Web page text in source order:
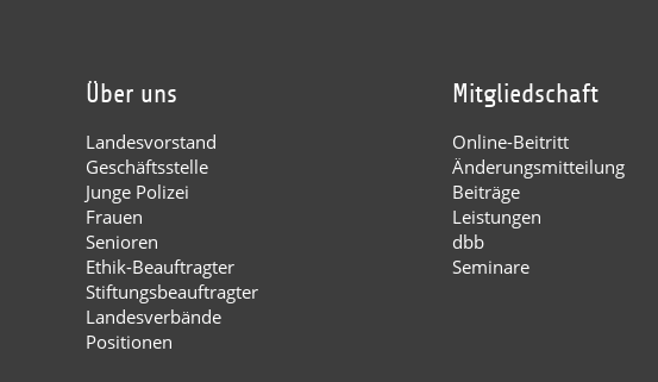
Über uns
Landesvorstand
Geschäftsstelle
Junge Polizei
Frauen
Senioren
Ethik-Beauftragter
Stiftungsbeauftragter
Landesverbände
Positionen
Mitgliedschaft
Online-Beitritt
Änderungsmitteilung
Beiträge
Leistungen
dbb
Seminare